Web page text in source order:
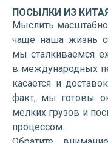
ПОСЫЛКИ ИЗ
Мыслить масштабно
чаще наша жизнь
мы сталкиваемся
в международных
касается и
факт, мы готовы
мелких грузов и
процессом.